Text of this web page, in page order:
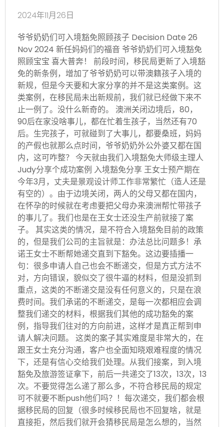
2024年11月26日
爷爷奶奶们可入境豁免照顾孩子 Decision Date 26
Nov 2024 新任妈妈们的福音 爷爷奶奶们可入境豁免
照顾宝宝 喜大普奔！ 前段时间，移民局更新了入境豁
免的新条例，增加了爷爷奶奶可以带澳籍孩子入境的
新规，但是今天要和大家分享的并不是这类案例。这
类案例，在移民局未出新规前，我们就已经做下来不
止一例了。没什么新奇的。 澳洲关闭边境后，80，
90后在家没啥事儿，都在忙着生孩子，当然还有70
后。生完孩子，可就碰到了大事儿，都要桑班，妈妈
的产假也就那么点时间，爷爷奶奶外公外婆又都在国
内，这可咋整？ 今天就由我们入境豁免大师级主理人
Judy分享个成功案例 入境豁免分享 王女士预产期在
今年3月，丈夫是景观设计师工作非常繁忙（造人还是
有空的）。由于边境关闭，两人的父母又都在国内，
在怀孕的时候就在考虑要把父母办来澳洲帮忙带孩子
的事儿了。我们也是在王女士还没生产前就接了案
子。 其实这类的情况，是不符合入境豁免目前的政策
的，但是我们公司的主旨就是：办法总比问题多！承
诺王女士不断帮她递交直到下豁免。这边要插播一
句：很多申请人自己也会不断递交，但是方式方法不
对，方向错误，貌似交了很牛逼的材料，但是没抓到
重点，这类的不断递交是没有任何意义的，只是在浪
费时间。我们承诺的不断递交，是每一次都相应会调
整我们递交的材料，根据我们其他的成功豁免的案
例，指导我们往对的方向前进，这样才是真正帮到申
请人解决问题。 这类的案子其实难度是非常大的，在
跟王女士充分沟通，客户也全面知晓艰难程度的情况
下，还是有信心交给我们处理。从我们接案，到入境
豁免及旅游签证拿下，前后一共递交了13次，13次，13
次。不要觉得怎么递了那么多，不符合移民局的规定
可不就要不断push他们吗？！每次递交，我们都会根
据移民局的回复（很多时候移民局也不回复啥，就是
直接拒，然后我们就开会猜移民局是怎么想的，当然